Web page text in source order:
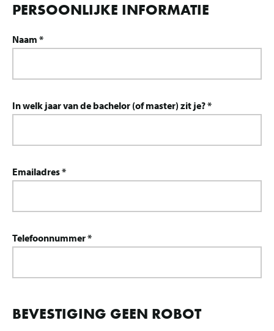
PERSOONLIJKE INFORMATIE
Naam *
In welk jaar van de bachelor (of master) zit je? *
Emailadres *
Telefoonnummer *
BEVESTIGING GEEN ROBOT